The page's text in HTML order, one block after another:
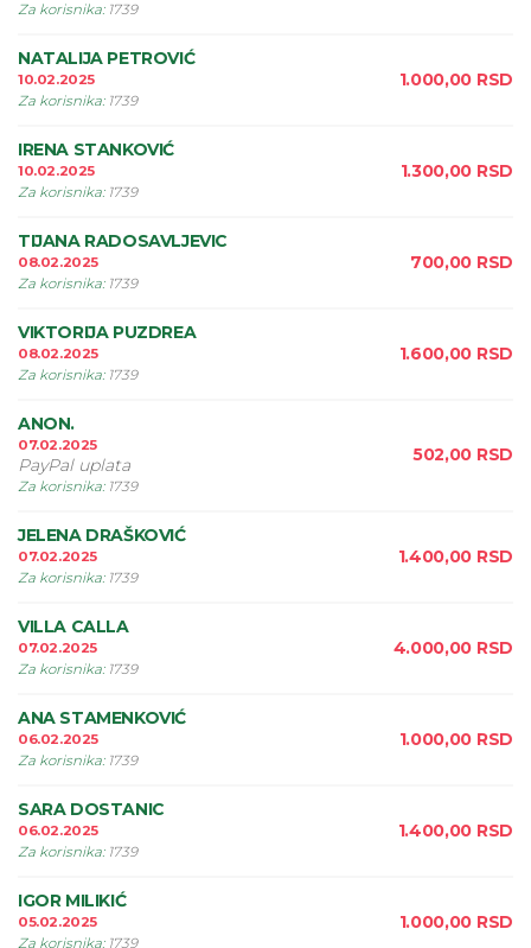
Za korisnika: 1739
NATALIJA PETROVIĆ
10.02.2025
Za korisnika: 1739
1.000,00 RSD
IRENA STANKOVIĆ
10.02.2025
Za korisnika: 1739
1.300,00 RSD
TIJANA RADOSAVLJEVIC
08.02.2025
Za korisnika: 1739
700,00 RSD
VIKTORIJA PUZDREA
08.02.2025
Za korisnika: 1739
1.600,00 RSD
ANON.
07.02.2025
PayPal uplata
Za korisnika: 1739
502,00 RSD
JELENA DRAŠKOVIĆ
07.02.2025
Za korisnika: 1739
1.400,00 RSD
VILLA CALLA
07.02.2025
Za korisnika: 1739
4.000,00 RSD
ANA STAMENKOVIĆ
06.02.2025
Za korisnika: 1739
1.000,00 RSD
SARA DOSTANIC
06.02.2025
Za korisnika: 1739
1.400,00 RSD
IGOR MILIKIĆ
05.02.2025
Za korisnika: 1739
1.000,00 RSD